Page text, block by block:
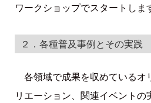
ワークショップでスタートしま
２．各種普及事例とその実践
各領域で成果を収めているオ
リエーション、関連イベント